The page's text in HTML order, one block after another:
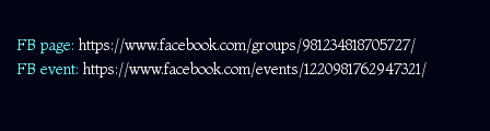
FB page: https://www.facebook.com/groups/981234818705727/
FB event: https://www.facebook.com/events/1220981762947321/